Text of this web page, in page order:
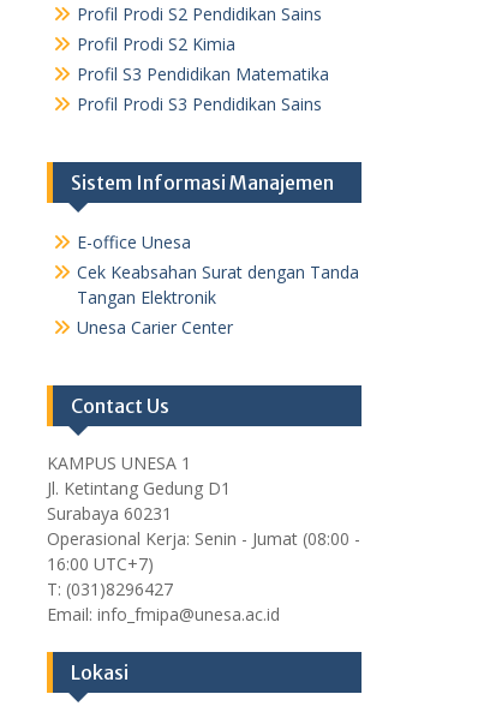
Profil Prodi S2 Pendidikan Sains
Profil Prodi S2 Kimia
Profil S3 Pendidikan Matematika
Profil Prodi S3 Pendidikan Sains
Sistem Informasi Manajemen
E-office Unesa
Cek Keabsahan Surat dengan Tanda
Tangan Elektronik
Unesa Carier Center
Contact Us
KAMPUS UNESA 1
Jl. Ketintang Gedung D1
Surabaya 60231
Operasional Kerja: Senin - Jumat (08:00 -
16:00 UTC+7)
T: (031)8296427
Email: info_fmipa@unesa.ac.id
Lokasi